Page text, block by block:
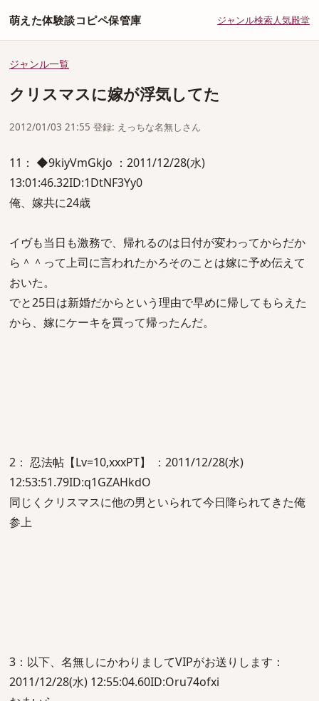
萌えた体験談コピペ保管庫 ジャンル検索人気殿堂
ジャンル一覧
クリスマスに嫁が浮気してた
2012/01/03 21:55 登録: えっちな名無しさん
11： ◆9kiyVmGkjo ：2011/12/28(水)
13:01:46.32ID:1DtNF3Yy0
俺、嫁共に24歳
イヴも当日も激務で、帰れるのは日付が変わってからだか
ら＾＾って上司に言われたかろそのことは嫁に予め伝えて
おいた。
でと25日は新婚だからという理由で早めに帰してもらえた
から、嫁にケーキを買って帰ったんだ。
2： 忍法帖【Lv=10,xxxPT】 ：2011/12/28(水)
12:53:51.79ID:q1GZAHkdO
同じくクリスマスに他の男といられて今日降られてきた俺
参上
3：以下、名無しにかわりましてVIPがお送りします：
2011/12/28(水) 12:55:04.60ID:Oru74ofxi